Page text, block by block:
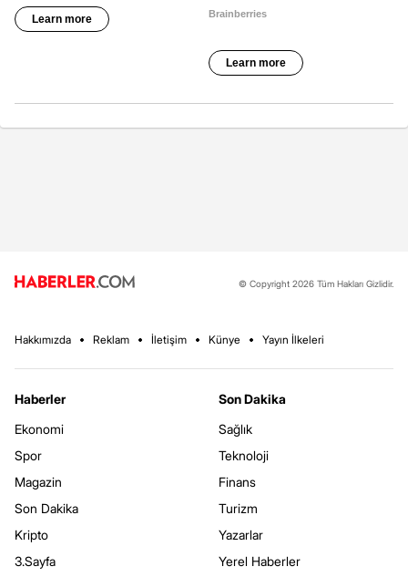
© Copyright 2026 Tüm Hakları Gizlidir.
Hakkımızda Reklam İletişim Künye Yayın İlkeleri
Haberler
Ekonomi
Spor
Magazin
Son Dakika
Kripto
3.Sayfa
Son Dakika
Sağlık
Teknoloji
Finans
Turizm
Yazarlar
Yerel Haberler